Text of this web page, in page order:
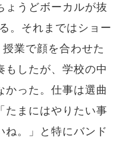
ょうどボーカルが抜
。それまではショー
業で顔を合わせた
もしたが、学校の中
かった。仕事は選曲
たまにはやりたい事
ね。」と特にバンド